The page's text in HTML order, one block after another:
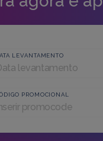
LEVANTAMENTO
PROMOCIONAL